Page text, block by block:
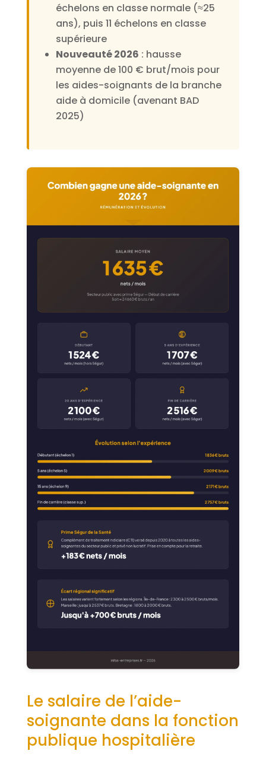
échelons en classe normale (≈25
ans), puis 11 échelons en classe
supérieure
Nouveauté 2026 : hausse
moyenne de 100 € brut/mois pour
les aides-soignants de la branche
aide à domicile (avenant BAD
2025)
Le salaire de l’aide-
soignante dans la fonction
publique hospitalière